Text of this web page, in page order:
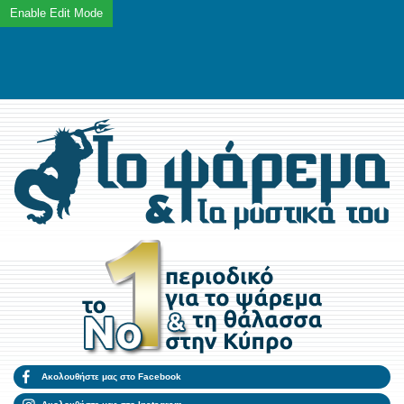
Ακολουθήστε μας στο Facebook